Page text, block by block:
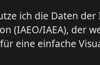
ich die Daten
(IAEO/IAEA), der
eine einfache